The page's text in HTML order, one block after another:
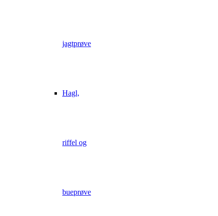
jagtprøve
Hagl,
riffel og
bueprøve